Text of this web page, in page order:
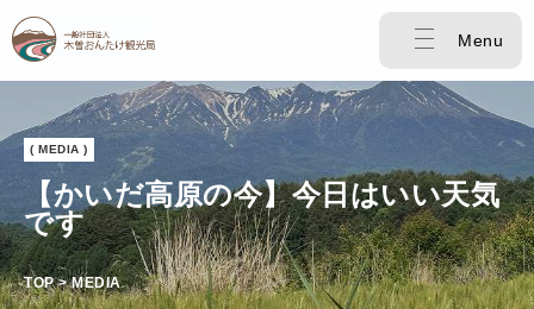
Menu
( MEDIA )
【かいだ高原の今】今日はいい天気
です
TOP > MEDIA